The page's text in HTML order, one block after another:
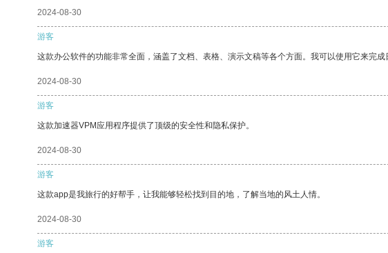
2024-08-30
游客
这款办公软件的功能非常全面，涵盖了文档、表格、演示文稿等各个方面。我可以使用它来完成
2024-08-30
游客
这款加速器VPM应用程序提供了顶级的安全性和隐私保护。
2024-08-30
游客
这款app是我旅行的好帮手，让我能够轻松找到目的地，了解当地的风土人情。
2024-08-30
游客